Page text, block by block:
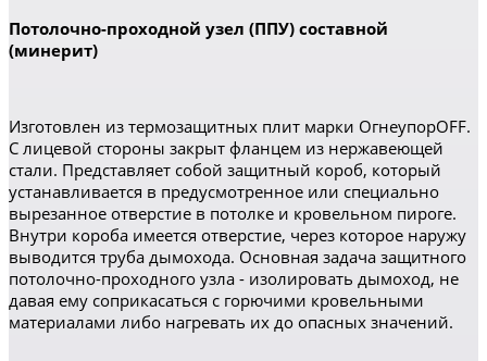
Потолочно-проходной узел (ППУ) составной
(минерит)
Изготовлен из термозащитных плит марки ОгнеупорOFF.
С лицевой стороны закрыт фланцем из нержавеющей
стали. Представляет собой защитный короб, который
устанавливается в предусмотренное или специально
вырезанное отверстие в потолке и кровельном пироге.
Внутри короба имеется отверстие, через которое наружу
выводится труба дымохода. Основная задача защитного
потолочно-проходного узла - изолировать дымоход, не
давая ему соприкасаться с горючими кровельными
материалами либо нагревать их до опасных значений.